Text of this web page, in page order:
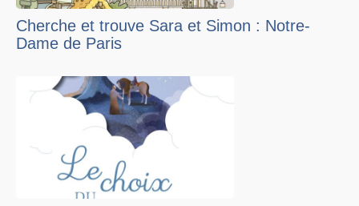
Cherche et trouve Sara et Simon : Notre-
Dame de Paris